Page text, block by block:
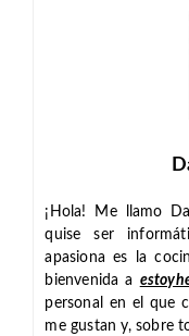
¡Hola! Me llamo
quise ser
apasiona es la
bienvenida a
personal en el que
me gustan y, sobre